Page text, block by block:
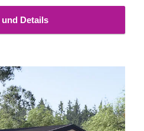
Details